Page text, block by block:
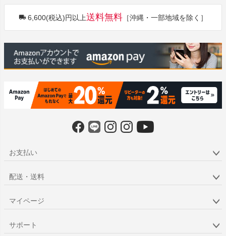
へ
6,600(税込)円以上送料無料 ［沖縄・一部地域を除く］
お支払い
配送・送料
マイページ
サポート